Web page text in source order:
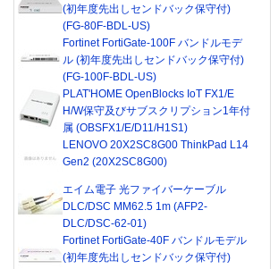
(初年度先出しセンドバック保守付)
(FG-80F-BDL-US)
Fortinet FortiGate-100F バンドルモデ
ル (初年度先出しセンドバック保守付)
(FG-100F-BDL-US)
PLAT'HOME OpenBlocks IoT FX1/E
H/W保守及びサブスクリプション1年付
属 (OBSFX1/E/D11/H1S1)
LENOVO 20X2SC8G00 ThinkPad L14
Gen2 (20X2SC8G00)
エイム電子 光ファイバーケーブル
DLC/DSC MM62.5 1m (AFP2-
DLC/DSC-62-01)
Fortinet FortiGate-40F バンドルモデル
(初年度先出しセンドバック保守付)